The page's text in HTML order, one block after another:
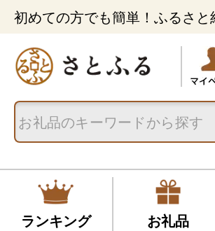
初めての方でも簡単！ふるさと
ランキング お礼品